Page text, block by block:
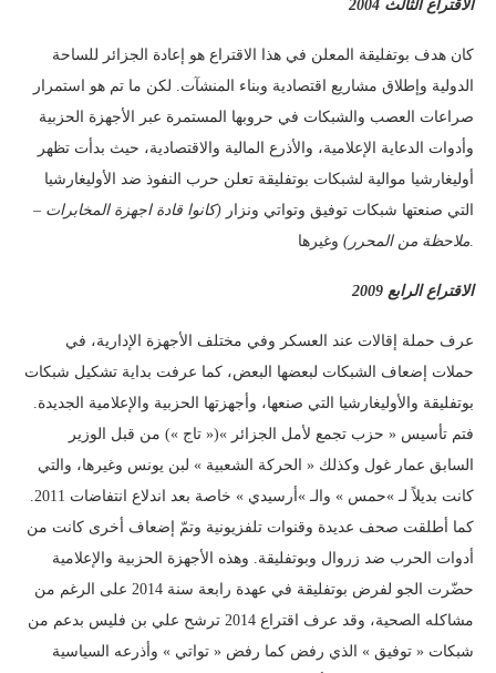
الاقتراع الثالث 2004
كان هدف بوتفليقة المعلن في هذا الاقتراع هو إعادة الجزائر للساحة
الدولية وإطلاق مشاريع اقتصادية وبناء المنشآت. لكن ما تم هو استمرار
صراعات العصب والشبكات في حروبها المستمرة عبر الأجهزة الحزبية
وأدوات الدعاية الإعلامية، والأذرع المالية والاقتصادية، حيث بدأت تظهر
أوليغارشيا موالية لشبكات بوتفليقة تعلن حرب النفوذ ضد الأوليغارشيا
التي صنعتها شبكات توفيق وتواتي ونزار (كانوا قادة اجهزة المخابرات –
ملاحظة من المحرر)وغيرها.
الاقتراع الرابع 2009
عرف حملة إقالات عند العسكر وفي مختلف الأجهزة الإدارية، في
حملات إضعاف الشبكات لبعضها البعض، كما عرفت بداية تشكيل شبكات
بوتفليقة والأوليغارشيا التي صنعها، وأجهزتها الحزبية والإعلامية الجديدة.
فتم تأسيس « حزب تجمع لأمل الجزائر »(« تاج ») من قبل الوزير
السابق عمار غول وكذلك « الحركة الشعبية » لبن يونس وغيرها، والتي
كانت بديلاً لـ »حمس » والـ »أرسيدي » خاصة بعد اندلاع انتفاضات 2011.
كما أطلقت صحف عديدة وقنوات تلفزيونية وتمّ إضعاف أخرى كانت من
أدوات الحرب ضد زروال وبوتفليقة. وهذه الأجهزة الحزبية والإعلامية
حضّرت الجو لفرض بوتفليقة في عهدة رابعة سنة 2014 على الرغم من
مشاكله الصحية، وقد عرف اقتراع 2014 ترشح علي بن فليس بدعم من
شبكات « توفيق » الذي رفض كما رفض « تواتي » وأذرعه السياسية